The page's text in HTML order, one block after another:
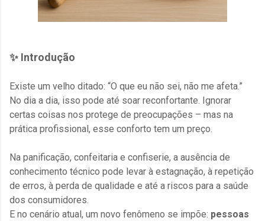
✨ Introdução
Existe um velho ditado: “O que eu não sei, não me afeta.”
No dia a dia, isso pode até soar reconfortante. Ignorar
certas coisas nos protege de preocupações – mas na
prática profissional, esse conforto tem um preço.
Na panificação, confeitaria e confiserie, a ausência de
conhecimento técnico pode levar à estagnação, à repetição
de erros, à perda de qualidade e até a riscos para a saúde
dos consumidores.
E no cenário atual, um novo fenômeno se impõe: pessoas